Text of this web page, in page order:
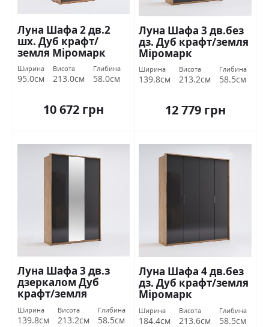
Луна Шафа 2 дв.2
шх. Дуб крафт/
земля Міромарк
Ширина
95.0см
Висота
213.0см
Глибина
58.0см
10 672 грн
Луна Шафа 3 дв.без
дз. Дуб крафт/земля
Міромарк
Ширина
139.8см
Висота
213.2см
Глибина
58.5см
12 779 грн
Луна Шафа 3 дв.з
дзеркалом Дуб
крафт/земля
Міромарк
Ширина
139.8см
Висота
213.2см
Глибина
58.5см
Луна Шафа 4 дв.без
дз. Дуб крафт/земля
Міромарк
Ширина
184.4см
Висота
213.6см
Глибина
58.5см